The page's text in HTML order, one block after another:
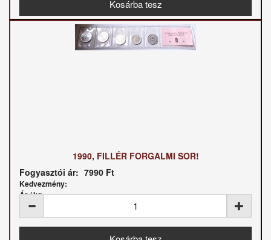
1990, FILLÉR FORGALMI SOR!
Fogyasztói ár: 7990 Ft
Kedvezmény:
Ár / kg: